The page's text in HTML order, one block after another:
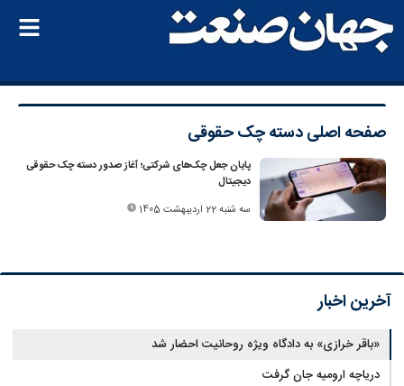
صفحه اصلیدسته چک حقوقی
پایان جعل چک‌های شرکتی؛ آغاز صدور دسته چک حقوقی
دیجیتال
سه شنبه 22 اردیبهشت 1405
آخرین اخبار
«باقر خرازی» به دادگاه ویژه روحانیت احضار شد
دریاچه ارومیه جان گرفت